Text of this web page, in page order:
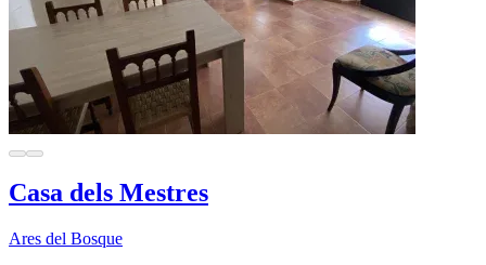
Casa dels Mestres
Ares del Bosque